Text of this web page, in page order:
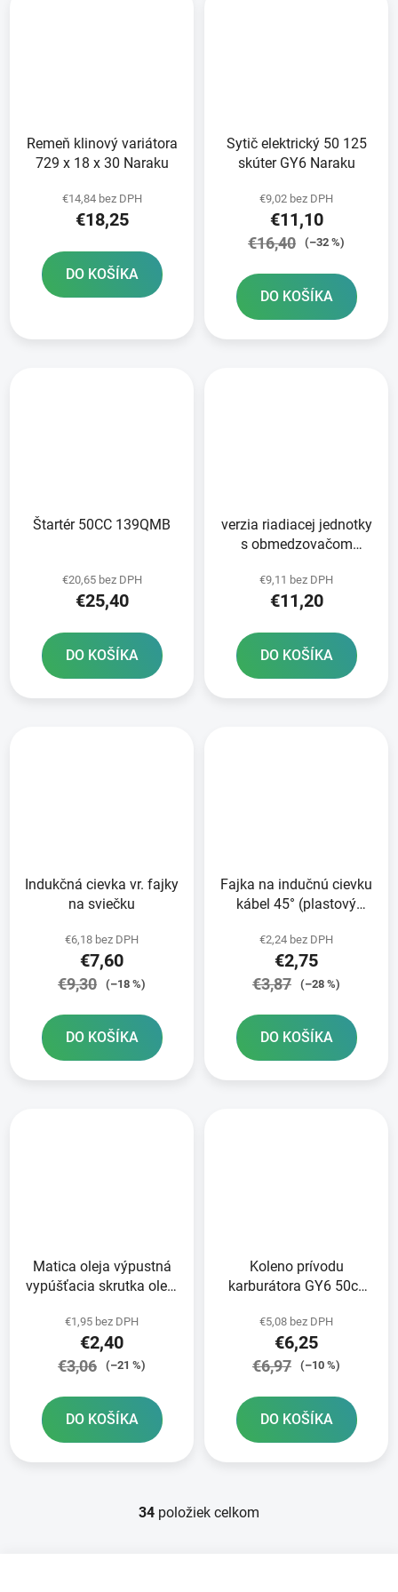
Remeň klinový variátora
729 x 18 x 30 Naraku
€14,84 bez DPH
€18,25
DO KOŠÍKA
Sytič elektrický 50 125
skúter GY6 Naraku
€9,02 bez DPH
€11,10
€16,40 (–32 %)
DO KOŠÍKA
Štartér 50CC 139QMB
€20,65 bez DPH
€25,40
DO KOŠÍKA
verzia riadiacej jednotky
s obmedzovačom
obmedzenie rýchlosti na
45 km/h
€9,11 bez DPH
€11,20
DO KOŠÍKA
Indukčná cievka vr. fajky
na sviečku
€6,18 bez DPH
€7,60
€9,30 (–18 %)
DO KOŠÍKA
Fajka na indučnú cievku
kábel 45° (plastový
€2,24 bez DPH
€2,75
€3,87 (–28 %)
DO KOŠÍKA
Matica oleja výpustná
vypúšťacia skrutka oleja
€1,95 bez DPH
€2,40
€3,06 (–21 %)
DO KOŠÍKA
Koleno prívodu
karburátora GY6 50cc
€5,08 bez DPH
€6,25
€6,97 (–10 %)
DO KOŠÍKA
O
34 položiek celkom